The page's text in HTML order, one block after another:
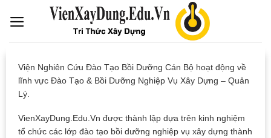
Viện Nghiên Cứu Đào Tạo Bồi Dưỡng Cán Bộ hoạt động về
lĩnh vực Đào Tạo & Bồi Dưỡng Nghiệp Vụ Xây Dựng – Quản
Lý.
VienXayDung.Edu.Vn được thành lập dựa trên kinh nghiệm
tổ chức các lớp đào tạo bồi dưỡng nghiệp vụ xây dựng thành